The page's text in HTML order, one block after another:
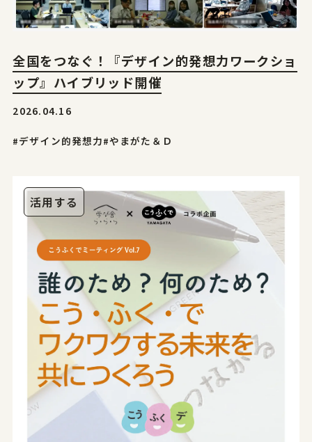
© 2026 Yamagata Research Institute Of Technology.
全国をつなぐ！『デザイン的発想力ワークショ
ップ』ハイブリッド開催
2026.04.16
#デザイン的発想力#やまがた＆Ｄ
活用する